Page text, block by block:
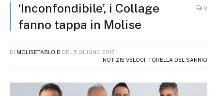
‘Inconfondibile’, i Collage
fanno tappa in Molise
0
DI MOLISETABLOID DEL 5 GIUGNO 2017
NOTIZIE VELOCI TORELLA DEL SANNIO